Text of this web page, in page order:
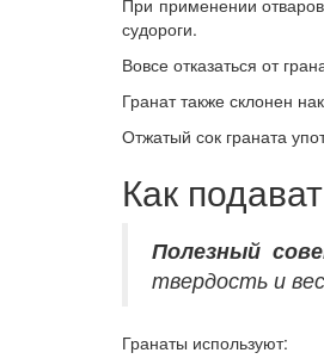
судороги.
Вовсе отказаться от
Гранат также склонен
Отжатый сок граната
Как
Полезный
твердость и
Гранаты используют: